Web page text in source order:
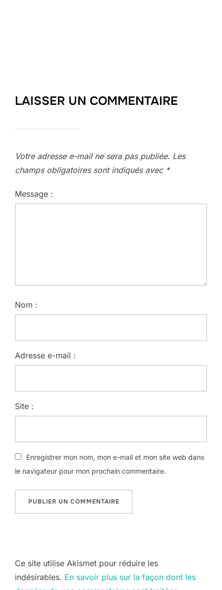
LAISSER UN COMMENTAIRE
Votre adresse e-mail ne sera pas publiée. Les
champs obligatoires sont indiqués avec *
Message :
Nom :
Adresse e-mail :
Site :
Enregistrer mon nom, mon e-mail et mon site web dans
le navigateur pour mon prochain commentaire.
Ce site utilise Akismet pour réduire les
indésirables. En savoir plus sur la façon dont les